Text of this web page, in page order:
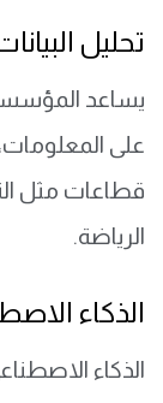
تحليل
يساعد
على
قطاعات مثل
الرياضة.
الذكاء
الذكاء